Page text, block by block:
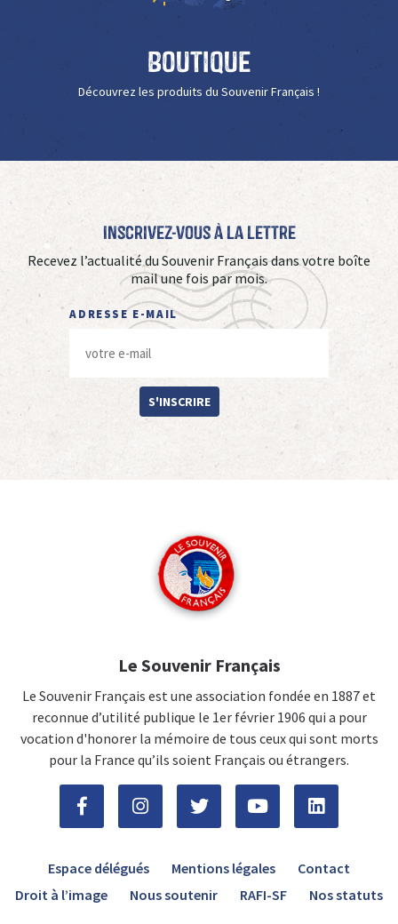
Boutique
Découvrez les produits du Souvenir Français !
Inscrivez-vous à La Lettre
Recevez l’actualité du Souvenir Français dans votre boîte
mail une fois par mois.
ADRESSE E-MAIL
S'INSCRIRE
Le Souvenir Français
Le Souvenir Français est une association fondée en 1887 et
reconnue d’utilité publique le 1er février 1906 qui a pour
vocation d'honorer la mémoire de tous ceux qui sont morts
pour la France qu’ils soient Français ou étrangers.
Espace délégués Mentions légales
Contact
Droit à l’image
Nous soutenir RAFI-SF Nos statuts